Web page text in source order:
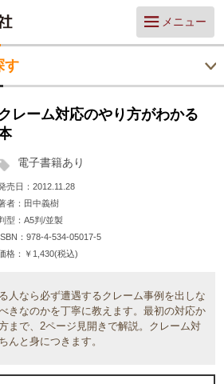
メニュー
す
レーム対応のやり方がわかる
電子書籍あり
売日
2012.11.28
者
田中義樹
型
A5判/並製
978-4-534-05017-5
格
￥1,430(税込)
人なら必ず遭遇するクレーム事例を出しな
きなのかを丁寧に教えます。最初の対応か
まで、2ページ見開きで解説。クレーム対
んと身につきます。